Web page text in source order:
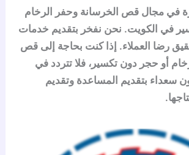
في مجال قص الخرسانة وحفر الرخام
في الكويت. نحن نفخر بتقديم خدمات
رضا العملاء. إذا كنت بحاجة إلى قص
أو حجر دون تكسير، فلا تتردد في
سعداء بتقديم المساعدة وتقديم